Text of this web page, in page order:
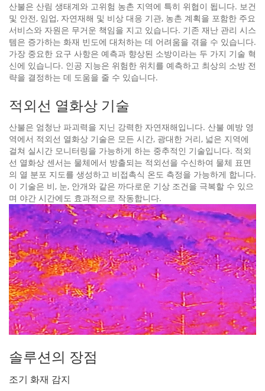
산불은 산림 생태계와 고위험 농촌 지역에 특히 위협이 됩니다. 보건
및 안전, 임업, 자연재해 및 비상 대응 기관, 농촌 계획을 포함한 주요
서비스와 자원은 무거운 책임을 지고 있습니다. 기존 재난 관리 시스
템은 증가하는 화재 빈도에 대처하는 데 어려움을 겪을 수 있습니다.
가장 중요한 요구 사항은 예측과 향상된 소방이라는 두 가지 기술 혁
신에 있습니다. 인공 지능은 위험한 위치를 예측하고 최상의 소방 전
략을 결정하는 데 도움을 줄 수 있습니다.
적외선 열화상 기술
산불은 엄청난 파괴력을 지닌 강력한 자연재해입니다. 산불 예방 영
역에서 적외선 열화상 기술은 모든 시간, 광대한 거리, 넓은 지역에
걸쳐 실시간 모니터링을 가능하게 하는 중추적인 기술입니다. 적외
선 열화상 센서는 물체에서 방출되는 적외선을 수신하여 물체 표면
의 열 분포 지도를 생성하고 비접촉식 온도 측정을 가능하게 합니다.
이 기술은 비, 눈, 안개와 같은 까다로운 기상 조건을 극복할 수 있으
며 야간 시간에도 효과적으로 작동합니다.
솔루션의 장점
조기 화재 감지